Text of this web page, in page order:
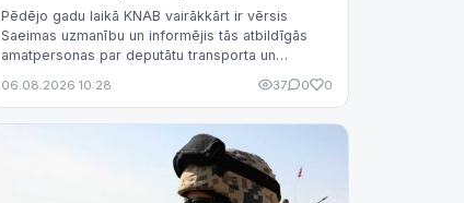
Pēdējo gadu laikā KNAB vairākkārt ir vērsis
Saeimas uzmanību un informējis tās atbildīgās
amatpersonas par deputātu transporta un
normatīvā regulējuma nepilnībām, kas rada
06.08.2026 10:28 37 0 0